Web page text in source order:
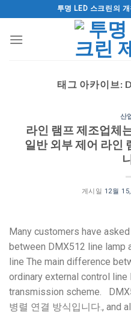
텐
투명 LED 스크린의
태그 아카이브:
산
라인 램프 제조업체
일반 외부 제어 라인
게시일 12월
Many customers have
between DMX512 line lamp
line The main difference
ordinary external control
transmission scheme .
병렬 연결 방식입니다., and